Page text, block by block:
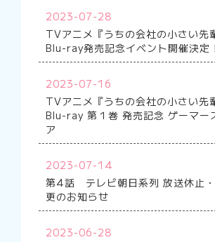
2023-07-28
TVアニメ『うちの会社の小さい先
Blu-ray発売記念イベント開催決定
2023-07-16
TVアニメ『うちの会社の小さい先
Blu-ray 第１巻 発売記念 ゲーマー
ア
2023-07-14
第4話 テレビ朝日系列 放送休止
更のお知らせ
2023-06-28